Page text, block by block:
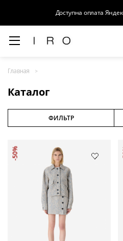
Доступна оплата
Главная
Каталог
ФИЛЬТР
-50%